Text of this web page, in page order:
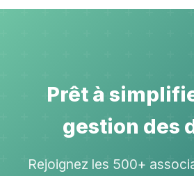
Prêt à
gestion des
Rejoignez les 500+